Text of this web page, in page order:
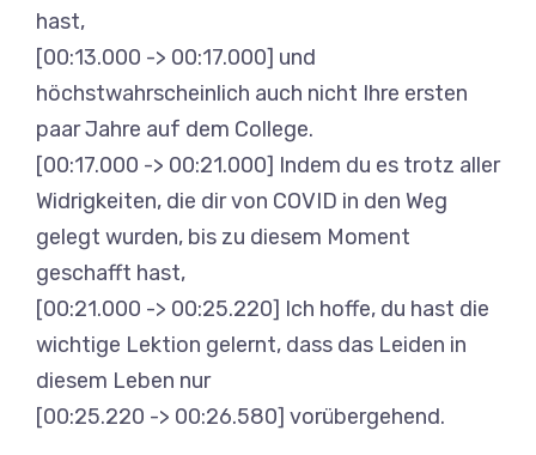
hast,
[00:13.000 -> 00:17.000] und
höchstwahrscheinlich auch nicht Ihre ersten
paar Jahre auf dem College.
[00:17.000 -> 00:21.000] Indem du es trotz aller
Widrigkeiten, die dir von COVID in den Weg
gelegt wurden, bis zu diesem Moment
geschafft hast,
[00:21.000 -> 00:25.220] Ich hoffe, du hast die
wichtige Lektion gelernt, dass das Leiden in
diesem Leben nur
[00:25.220 -> 00:26.580] vorübergehend.